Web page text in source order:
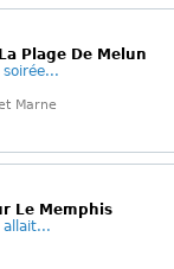
Plage De Melun
soirée...
Marne
Le Memphis